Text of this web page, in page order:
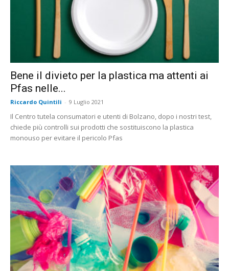
Bene il divieto per la plastica ma attenti ai
Pfas nelle...
Riccardo Quintili - 9 Luglio 2021
Il Centro tutela consumatori e utenti di Bolzano, dopo i nostri test,
chiede più controlli sui prodotti che sostituiscono la plastica
monouso per evitare il pericolo Pfas